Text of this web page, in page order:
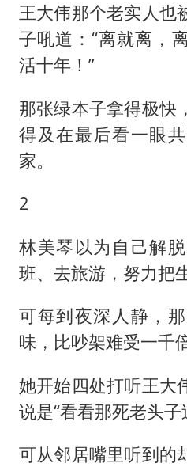
王大伟那个老实人也
子吼道：“离就离，
活十年！”
那张绿本子拿得极快
得及在最后看一眼
家。
2
林美琴以为自己解
班、去旅游，努力把
可每到夜深人静，
味，比吵架难受一千倍
她开始四处打听王大
说是“看看那死老头子
可从邻居嘴里听到的